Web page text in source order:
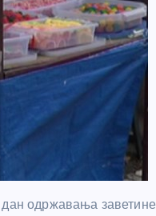
одржавања заветине